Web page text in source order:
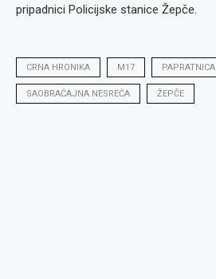
pripadnici Policijske stanice Žepče.
CRNA HRONIKA M17 PAPRATNICA
SAOBRAĆAJNA NESREĆA ŽEPČE